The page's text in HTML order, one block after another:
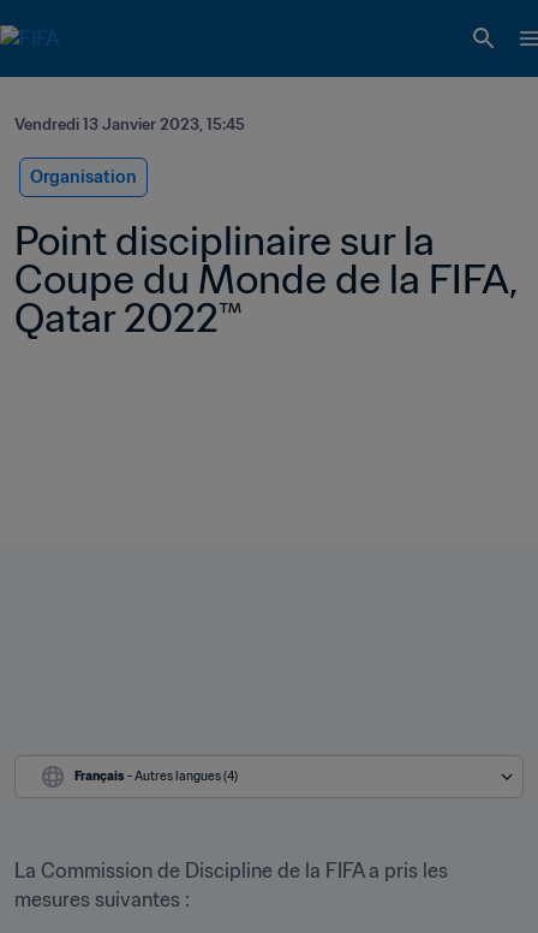
Vendredi 13 Janvier 2023, 15:45
Organisation
Point disciplinaire sur la
Coupe du Monde de la FIFA,
Qatar 2022™
Français - Autres langues (4)
La Commission de Discipline de la FIFA a pris les
mesures suivantes :